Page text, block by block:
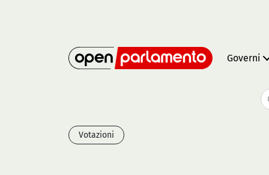
Governi
Votazioni